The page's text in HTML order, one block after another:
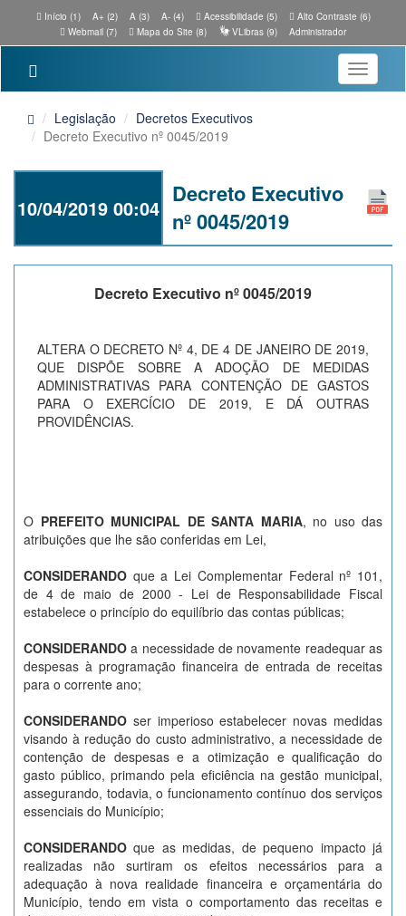
Início (1) A+ (2) A (3) A- (4) Acessibilidade (5)
Alto Contraste (6)
Webmail (7)
Mapa do Site (8) VLibras (9) Administrador
Toggle
Legislação
Decretos Executivos
Decreto Executivo nº 0045/2019
10/04/2019 00:04
Decreto Executivo
nº 0045/2019
Decreto Executivo nº 0045/2019
ALTERA O DECRETO Nº 4, DE 4 DE JANEIRO DE 2019,
QUE DISPÕE SOBRE A ADOÇÃO DE MEDIDAS
ADMINISTRATIVAS PARA CONTENÇÃO DE GASTOS
PARA O EXERCÍCIO DE 2019, E DÁ OUTRAS
PROVIDÊNCIAS.
O PREFEITO MUNICIPAL DE SANTA MARIA, no uso das
atribuições que lhe são conferidas em Lei,
CONSIDERANDO que a Lei Complementar Federal nº 101,
de 4 de maio de 2000 - Lei de Responsabilidade Fiscal
estabelece o princípio do equilíbrio das contas públicas;
CONSIDERANDO a necessidade de novamente readequar as
despesas à programação financeira de entrada de receitas
para o corrente ano;
CONSIDERANDO ser imperioso estabelecer novas medidas
visando à redução do custo administrativo, a necessidade de
contenção de despesas e a otimização e qualificação do
gasto público, primando pela eficiência na gestão municipal,
assegurando, todavia, o funcionamento contínuo dos serviços
essenciais do Município;
CONSIDERANDO que as medidas, de pequeno impacto já
realizadas não surtiram os efeitos necessários para a
adequação à nova realidade financeira e orçamentária do
Município, tendo em vista o comportamento das receitas e